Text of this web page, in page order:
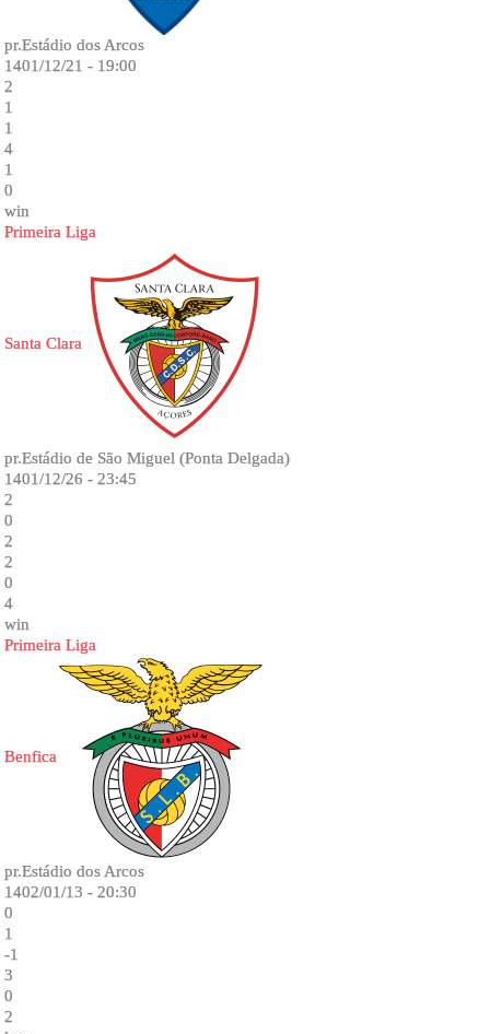
pr.Estádio dos Arcos
1401/12/21 - 19:00
2
1
1
4
1
0
win
Primeira Liga
Santa Clara
pr.Estádio de São Miguel (Ponta Delgada)
1401/12/26 - 23:45
2
0
2
2
0
4
win
Primeira Liga
Benfica
pr.Estádio dos Arcos
1402/01/13 - 20:30
0
1
-1
3
0
2